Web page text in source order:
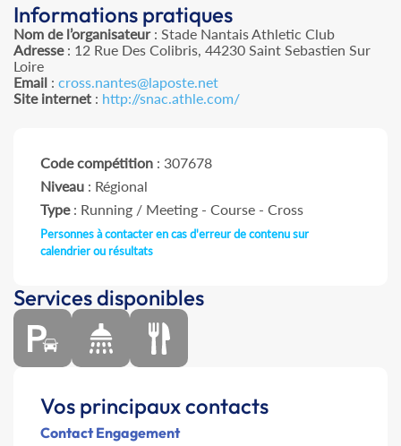
Informations pratiques
Nom de l’organisateur: Stade Nantais Athletic Club
Adresse: 12 Rue Des Colibris, 44230 Saint Sebastien Sur
Loire
Email : cross.nantes@laposte.net
Site internet : http://snac.athle.com/
Code compétition : 307678
Niveau : Régional
Type: Running / Meeting - Course - Cross
Personnes à contacter en cas d'erreur de contenu sur
calendrier ou résultats
Services disponibles
Vos principaux contacts
Contact Engagement